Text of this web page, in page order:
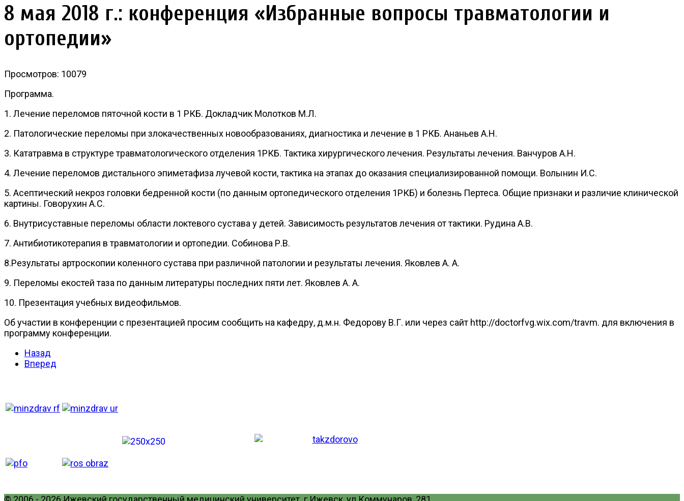
8 мая 2018 г.: конференция «Избранные вопросы травматологии и
ортопедии»
Просмотров: 10079
Программа.
1. Лечение переломов пяточной кости в 1 РКБ. Докладчик Молотков М.Л.
2. Патологические переломы при злокачественных новообразованиях, диагностика и лечение в 1 РКБ. Ананьев А.Н.
3. Кататравма в структуре травматологического отделения 1РКБ. Тактика хирургического лечения. Результаты лечения. Ванчуров А.Н.
4. Лечение переломов дистального эпиметафиза лучевой кости, тактика на этапах до оказания специализированной помощи. Волынин И.С.
5. Асептический некроз головки бедренной кости (по данным ортопедического отделения 1РКБ) и болезнь Пертеса. Общие признаки и различие клинической
картины. Говорухин А.С.
6. Внутрисуставные переломы области локтевого сустава у детей. Зависимость результатов лечения от тактики. Рудина А.В.
7. Антибиотикотерапия в травматологии и ортопедии. Собинова Р.В.
8.Результаты артроскопии коленного сустава при различной патологии и результаты лечения. Яковлев А. А.
9. Переломы екостей таза по данным литературы последних пяти лет. Яковлев А. А.
10. Презентация учебных видеофильмов.
Об участии в конференции с презентацией просим сообщить на кафедру, д.м.н. Федорову В.Г. или через сайт http://doctorfvg.wix.com/travm. для включения в
программу конференции.
Назад
Вперед